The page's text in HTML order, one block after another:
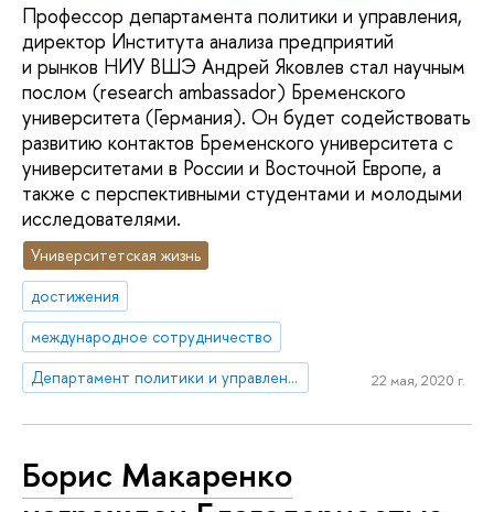
Профессор департамента политики и управления,
директор Института анализа предприятий
и рынков НИУ ВШЭ Андрей Яковлев стал научным
послом (research ambassador) Бременского
университета (Германия). Он будет содействовать
развитию контактов Бременского университета с
университетами в России и Восточной Европе, а
также с перспективными студентами и молодыми
исследователями.
Университетская жизнь
достижения
международное сотрудничество
Департамент политики и управления
22 мая, 2020 г.
Борис Макаренко